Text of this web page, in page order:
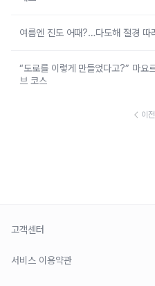
여름엔 진도 어때?…다도해 절경 따
“도로를 이렇게 만들었다고?” 마요
브 코스
이전
고객센터
서비스 이용약관